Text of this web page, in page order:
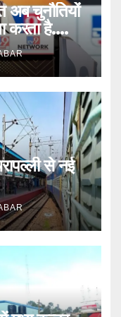
अब चुनौतियों
करता है….
से नई